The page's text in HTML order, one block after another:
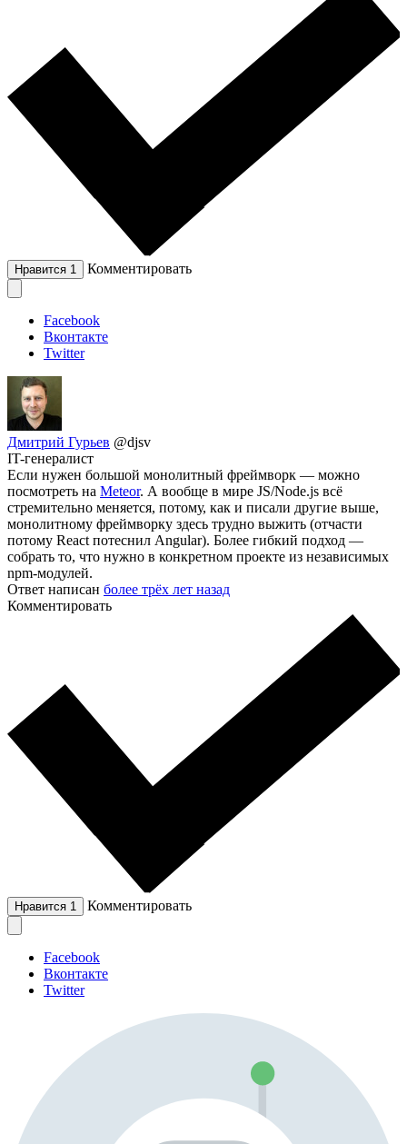
Нравится 1 Комментировать
Facebook
Вконтакте
Twitter
Дмитрий Гурьев @djsv
IT-генералист
Если нужен большой монолитный фреймворк — можно
посмотреть на Meteor. А вообще в мире JS/Node.js всё
стремительно меняется, потому, как и писали другие выше,
монолитному фреймворку здесь трудно выжить (отчасти
потому React потеснил Angular). Более гибкий подход —
собрать то, что нужно в конкретном проекте из независимых
npm-модулей.
Ответ написан более трёх лет назад
Комментировать
Нравится 1 Комментировать
Facebook
Вконтакте
Twitter